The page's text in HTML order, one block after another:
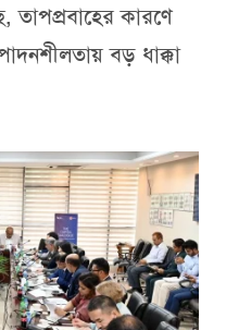
তাপপ্রবাহের কারণে
বড় ধাক্কা